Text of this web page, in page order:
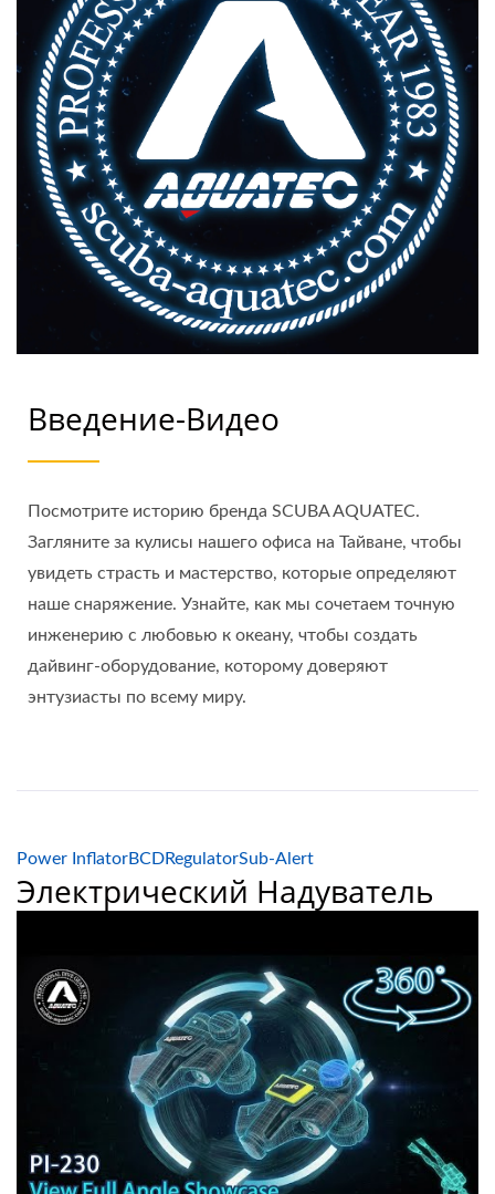
Введение-Видео
Посмотрите историю бренда SCUBA AQUATEC.
Загляните за кулисы нашего офиса на Тайване, чтобы
увидеть страсть и мастерство, которые определяют
наше снаряжение. Узнайте, как мы сочетаем точную
инженерию с любовью к океану, чтобы создать
дайвинг-оборудование, которому доверяют
энтузиасты по всему миру.
Power InflatorBCDRegulatorSub-Alert
Электрический Надуватель